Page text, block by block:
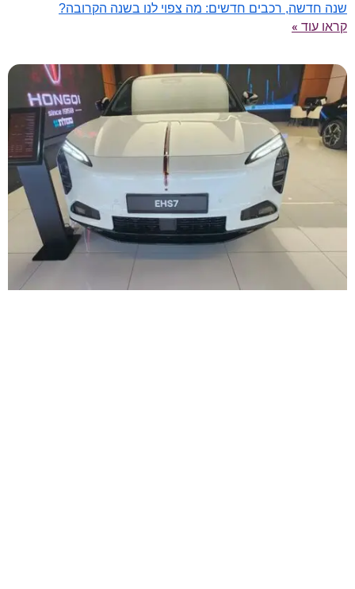
שנה חדשה, רכבים חדשים: מה צפוי לנו בשנה הקרובה?
קראו עוד »